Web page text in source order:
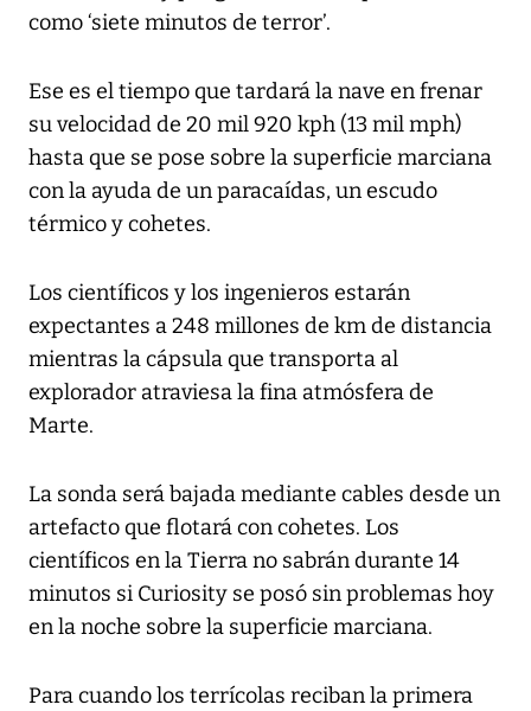
como ‘siete minutos de terror’.
Ese es el tiempo que tardará la nave en frenar
su velocidad de 20 mil 920 kph (13 mil mph)
hasta que se pose sobre la superficie marciana
con la ayuda de un paracaídas, un escudo
térmico y cohetes.
Los científicos y los ingenieros estarán
expectantes a 248 millones de km de distancia
mientras la cápsula que transporta al
explorador atraviesa la fina atmósfera de
Marte.
La sonda será bajada mediante cables desde un
artefacto que flotará con cohetes. Los
científicos en la Tierra no sabrán durante 14
minutos si Curiosity se posó sin problemas hoy
en la noche sobre la superficie marciana.
Para cuando los terrícolas reciban la primera